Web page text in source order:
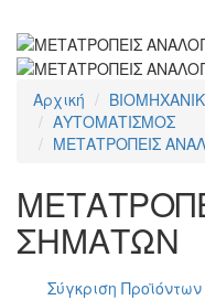
Αρχική
ΑΥΤΟΜΑΤΙΣΜΟΣ
ΜΕΤΑΤΡΟΠΕΙΣ
ΣΗΜΑΤΩΝ
Σύγκριση